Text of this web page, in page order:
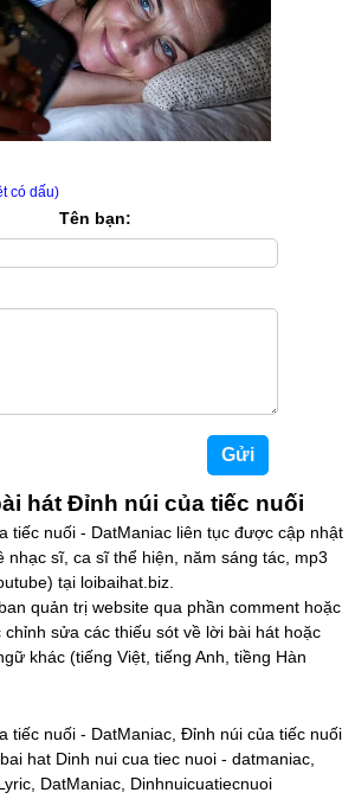
có dấu)
Tên bạn:
hát Đỉnh núi của tiếc nuối
tiếc nuối - DatManiac liên tục được cập nhật
nhạc sĩ, ca sĩ thể hiện, năm sáng tác, mp3
tại loibaihat.biz.
quản trị website qua phần comment hoặc
sửa các thiếu sót về lời bài hát hoặc
khác (tiếng Việt, tiếng Anh, tiềng Hàn
tiếc nuối - DatManiac, Đỉnh núi của tiếc nuối
hat Dinh nui cua tiec nuoi - datmaniac,
DatManiac, Dinhnuicuatiecnuoi